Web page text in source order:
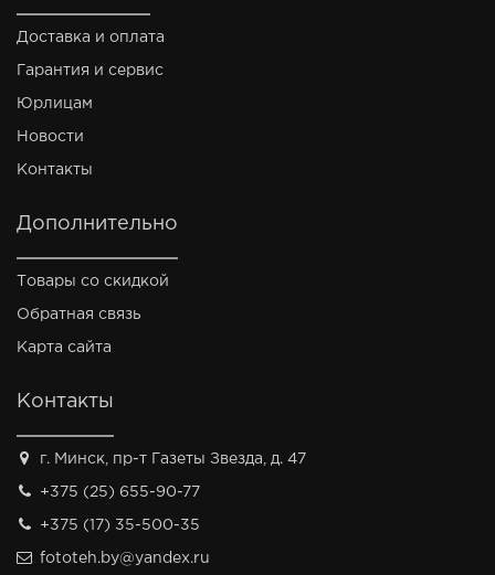
Доставка и оплата
Гарантия и сервис
Юрлицам
Новости
Контакты
Дополнительно
Товары со скидкой
Обратная связь
Карта сайта
Контакты
г. Минск, пр-т Газеты Звезда, д. 47
+375 (25) 655-90-77
+375 (17) 35-500-35
fototeh.by@yandex.ru